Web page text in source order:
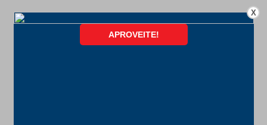
FORMAS DE PAGAMENTO
X